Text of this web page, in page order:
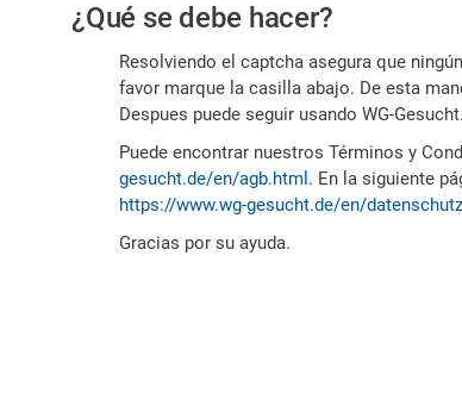
es
humano
¿Qué se debe hacer?
Resolviendo el captcha asegura que
favor marque la casilla abajo. De esta
Despues puede seguir usando WG-
Puede encontrar nuestros Términos y
gesucht.de/en/agb.html . En la siguiente
https://www.wg-gesucht.de/en/
Gracias por su ayuda.